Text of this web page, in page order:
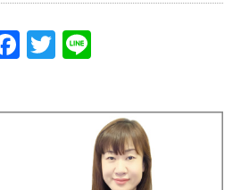
Facebook
Twitter